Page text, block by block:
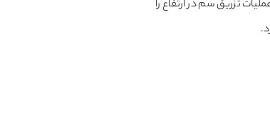
تزریق سم در ارتفاع را